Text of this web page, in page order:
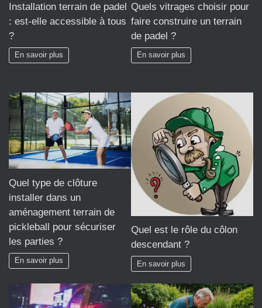
Installation terrain de padel
: est-elle accessible à tous
?
En savoir plus
Quels vitrages choisir pour
faire construire un terrain
de padel ?
En savoir plus
Quel type de clôture
installer dans un
aménagement terrain de
pickleball pour sécuriser
les parties ?
En savoir plus
Quel est le rôle du côlon
descendant ?
En savoir plus